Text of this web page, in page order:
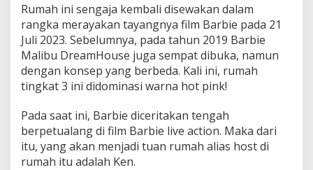
Rumah ini sengaja kembali disewakan dalam
rangka merayakan tayangnya film Barbie pada 21
Juli 2023. Sebelumnya, pada tahun 2019 Barbie
Malibu DreamHouse juga sempat dibuka, namun
dengan konsep yang berbeda. Kali ini, rumah
tingkat 3 ini didominasi warna hot pink!
Pada saat ini, Barbie diceritakan tengah
berpetualang di film Barbie live action. Maka dari
itu, yang akan menjadi tuan rumah alias host di
rumah itu adalah Ken.